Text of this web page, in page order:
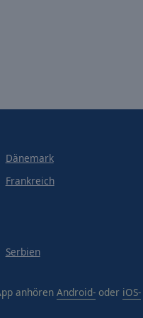
Dänemark
Frankreich
Serbien
anhören Android- oder iOS-